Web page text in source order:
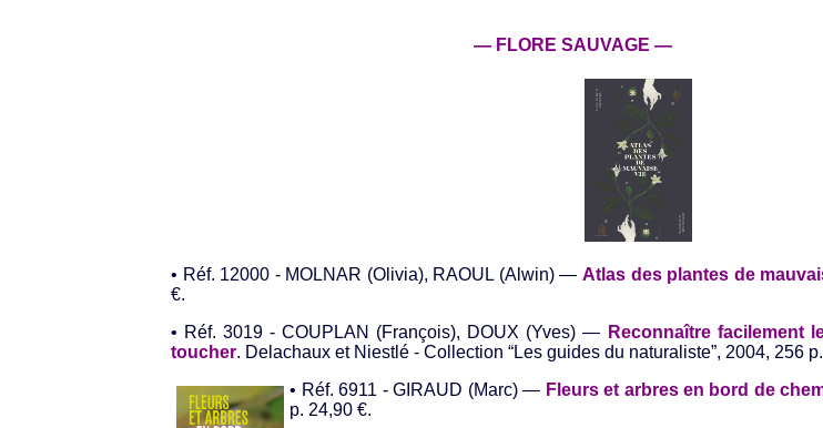
— FLORE SAUVAGE —
• Réf. 12000 - MOLNAR (Olivia), RAOUL (Alwin) — Atlas des plantes de
€.
• Réf. 3019 - COUPLAN (François), DOUX (Yves) — Reconnaître facilement
toucher. Delachaux et Niestlé - Collection “Les guides du naturaliste”, 2004, 256
• Réf. 6911 - GIRAUD (Marc) — Fleurs et arbres en bord de
p. 24,90 €.